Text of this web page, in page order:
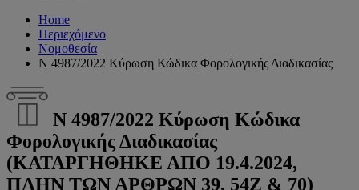
Home
Περιεχόμενο
Νομοθεσία
Ν 4987/2022 Κύρωση Κώδικα Φορολογικής Διαδικασίας
Ν 4987/2022 Κύρωση Κώδικα
Φορολογικής Διαδικασίας
(ΚΑΤΑΡΓΗΘΗΚΕ ΑΠΟ 19.4.2024,
ΠΛΗΝ ΤΩΝ ΑΡΘΡΩΝ 39, 54Ζ & 70)